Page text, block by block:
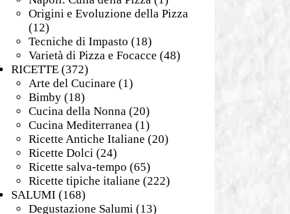
Origini e Evoluzione della Pizza
(12)
Tecniche di Impasto (18)
Varietà di Pizza e Focacce (48)
RICETTE(372)
Arte del Cucinare (1)
Bimby(18)
Cucina della Nonna (20)
Cucina Mediterranea (1)
Ricette Antiche Italiane (20)
Ricette Dolci (24)
Ricette salva-tempo (65)
Ricette tipiche italiane (222)
SALUMI (168)
Degustazione Salumi (13)